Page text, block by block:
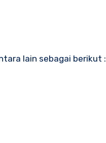
lain sebagai berikut :